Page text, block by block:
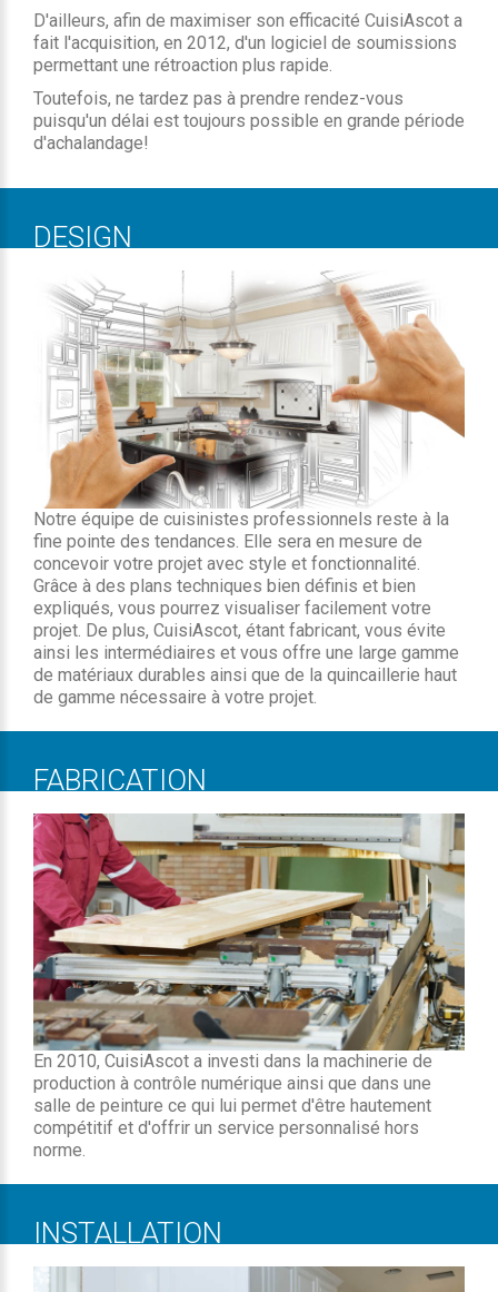
D'ailleurs, afin de maximiser son efficacité CuisiAscot a
fait l'acquisition, en 2012, d'un logiciel de soumissions
permettant une rétroaction plus rapide.
Toutefois, ne tardez pas à prendre rendez-vous
puisqu'un délai est toujours possible en grande période
d'achalandage!
DESIGN
Notre équipe de cuisinistes professionnels reste à la
fine pointe des tendances. Elle sera en mesure de
concevoir votre projet avec style et fonctionnalité.
Grâce à des plans techniques bien définis et bien
expliqués, vous pourrez visualiser facilement votre
projet. De plus, CuisiAscot, étant fabricant, vous évite
ainsi les intermédiaires et vous offre une large gamme
de matériaux durables ainsi que de la quincaillerie haut
de gamme nécessaire à votre projet.
FABRICATION
En 2010, CuisiAscot a investi dans la machinerie de
production à contrôle numérique ainsi que dans une
salle de peinture ce qui lui permet d'être hautement
compétitif et d'offrir un service personnalisé hors
norme.
INSTALLATION